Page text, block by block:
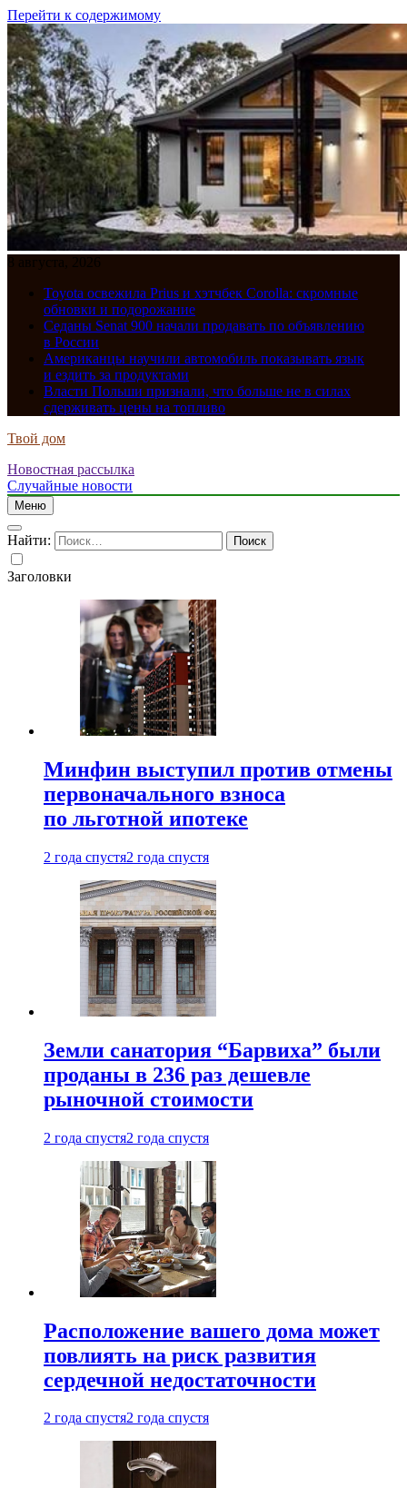
Перейти к содержимому
8 августа, 2026
Toyota освежила Prius и хэтчбек Corolla: скромные
обновки и подорожание
Седаны Senat 900 начали продавать по объявлению
в России
Американцы научили автомобиль показывать язык
и ездить за продуктами
Власти Польши признали, что больше не в силах
сдерживать цены на топливо
Твой дом
Новостная рассылка
Случайные новости
Меню
Найти:
Заголовки
Минфин выступил против отмены
первоначального взноса
по льготной ипотеке
2 года спустя2 года спустя
Земли санатория “Барвиха” были
проданы в 236 раз дешевле
рыночной стоимости
2 года спустя2 года спустя
Расположение вашего дома может
повлиять на риск развития
сердечной недостаточности
2 года спустя2 года спустя